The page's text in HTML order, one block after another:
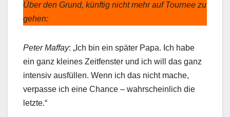
Über den Grund, künftig nicht mehr auf Tournee zu
gehen:
Peter Maffay: „Ich bin ein später Papa. Ich habe
ein ganz kleines Zeitfenster und ich will das ganz
intensiv ausfüllen. Wenn ich das nicht mache,
verpasse ich eine Chance – wahrscheinlich die
letzte.“